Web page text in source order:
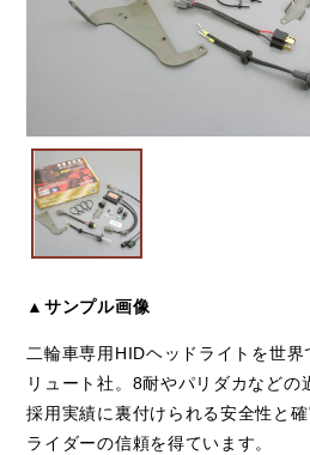
▲サンプル画像
二輪車専用HIDヘッドライトを世界
リュート社。8耐やパリダカなどの
採用実績に裏付けられる安全性と
ライダーの信頼を得ています。